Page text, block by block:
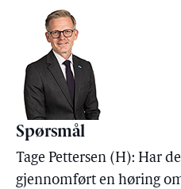
Spørsmål
Tage Pettersen (H): Har
gjennomført en høring